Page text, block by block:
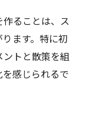
術を解説
ることは、ス
ます。特に初
トと散策を組
感じられるで